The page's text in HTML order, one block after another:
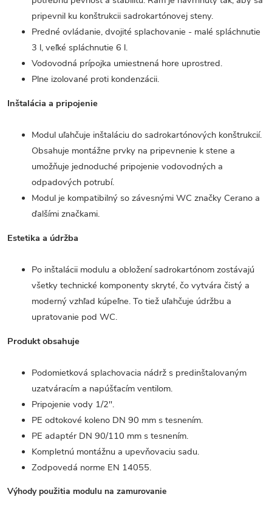
pripevnil ku konštrukcii sadrokartónovej steny.
Predné ovládanie, dvojité splachovanie - malé spláchnutie
3 l, veľké spláchnutie 6 l.
Vodovodná prípojka umiestnená hore uprostred.
Plne izolované proti kondenzácii.
Inštalácia a pripojenie
Modul uľahčuje inštaláciu do sadrokartónových konštrukcií.
Obsahuje montážne prvky na pripevnenie k stene a
umožňuje jednoduché pripojenie vodovodných a
odpadových potrubí.
Modul je kompatibilný so závesnými WC značky Cerano a
ďalšími značkami.
Estetika a údržba
Po inštalácii modulu a obložení sadrokartónom zostávajú
všetky technické komponenty skryté, čo vytvára čistý a
moderný vzhľad kúpeľne. To tiež uľahčuje údržbu a
upratovanie pod WC.
Produkt obsahuje
Podomietková splachovacia nádrž s predinštalovaným
uzatváracím a napúšťacím ventilom.
Pripojenie vody 1/2".
PE odtokové koleno DN 90 mm s tesnením.
PE adaptér DN 90/110 mm s tesnením.
Kompletnú montážnu a upevňovaciu sadu.
Zodpovedá norme EN 14055.
Výhody použitia modulu na zamurovanie